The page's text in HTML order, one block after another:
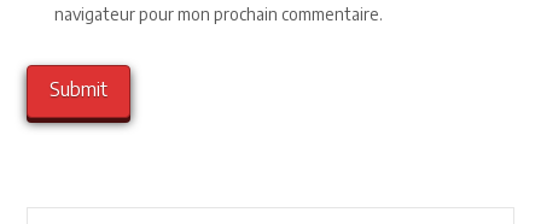
navigateur pour mon prochain commentaire.